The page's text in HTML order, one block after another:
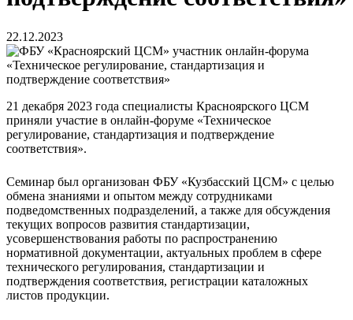
22.12.2023
21 декабря 2023 года специалисты Красноярского ЦСМ
приняли участие в онлайн-форуме «Техническое
регулирование, стандартизация и подтверждение
соответствия».
Семинар был организован ФБУ «Кузбасский ЦСМ» с целью
обмена знаниями и опытом между сотрудниками
подведомственных подразделений, а также для обсуждения
текущих вопросов развития стандартизации,
усовершенствования работы по распространению
нормативной документации, актуальных проблем в сфере
технического регулирования, стандартизации и
подтверждения соответствия, регистрации каталожных
листов продукции.